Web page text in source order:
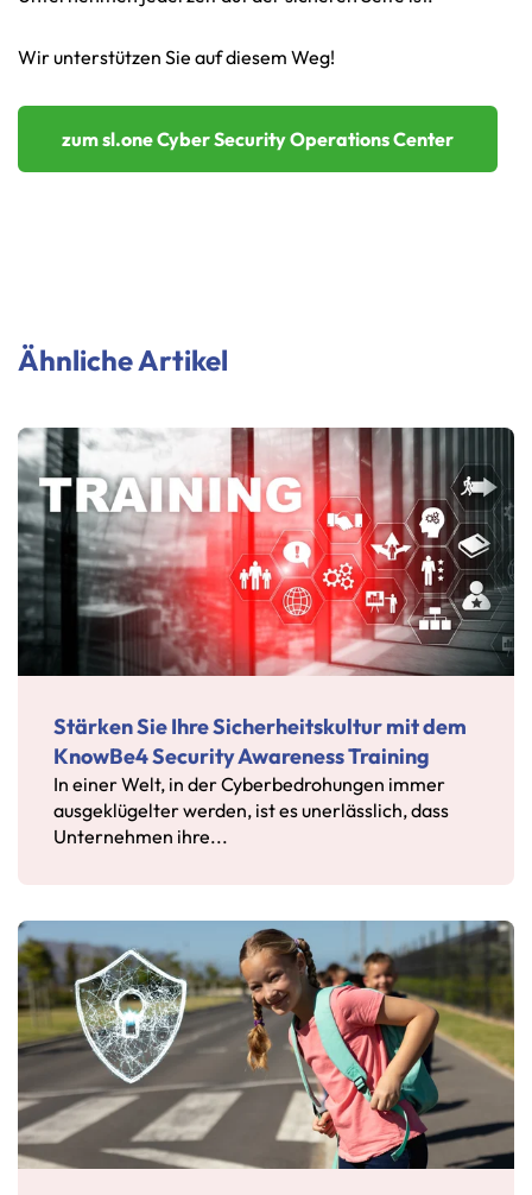
Wir unterstützen Sie auf diesem Weg!
zum sl.one Cyber Security Operations Center
Ähnliche Artikel
Stärken Sie Ihre Sicherheitskultur mit dem
KnowBe4 Security Awareness Training
In einer Welt, in der Cyberbedrohungen immer
ausgeklügelter werden, ist es unerlässlich, dass
Unternehmen ihre...